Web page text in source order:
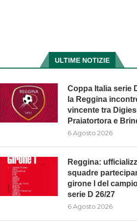
ULTIME NOTIZIE
Coppa Italia serie
la Reggina
vincente tra
Praiatortora e
6 Agosto 2026
Reggina:
squadre
girone I del
serie D 26/27
6 Agosto 2026